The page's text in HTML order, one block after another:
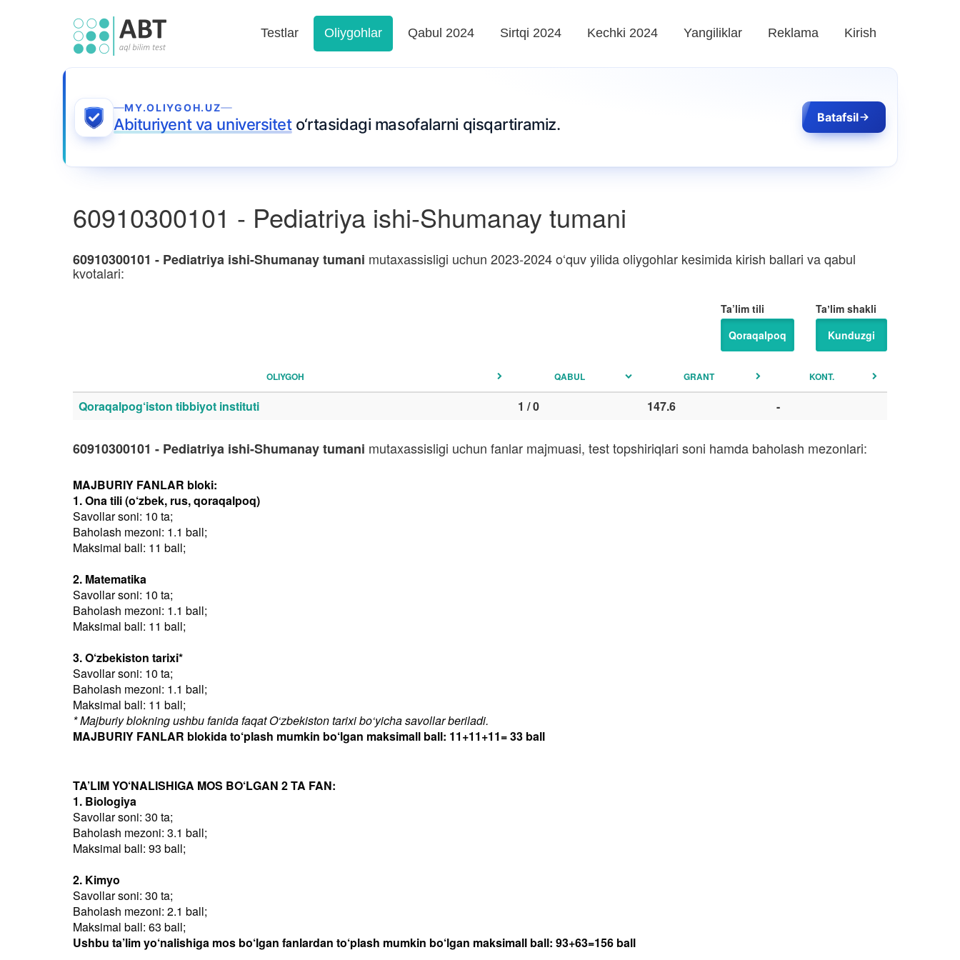
Testlar Oliygohlar Qabul 2024 Sirtqi 2024 Kechki 2024 Yangiliklar Reklama Kirish
MY.OLIYGOH.UZ
Abituriyent va universiteto‘rtasidagi masofalarni qisqartiramiz. Batafsil
60910300101 - Pediatriya ishi-Shumanay tumani
60910300101 - Pediatriya ishi-Shumanay tumani mutaxassisligi uchun 2023-2024 o‘quv yilida oliygohlar kesimida kirish ballari va qabul
kvotalari:
Taʼlim shakli
Kunduzgi
Ta’lim tili
Qoraqalpoq
OLIYGOH QABUL GRANT KONT.
Qoraqalpog‘iston tibbiyot instituti 1 / 0 147.6 -
60910300101 - Pediatriya ishi-Shumanay tumani mutaxassisligi uchun fanlar majmuasi, test topshiriqlari soni hamda baholash mezonlari:
MAJBURIY FANLAR bloki:
1. Ona tili (o‘zbek, rus, qoraqalpoq)
Savollar soni: 10 ta;
Baholash mezoni: 1.1 ball;
Maksimal ball: 11 ball;
2. Matematika
Savollar soni: 10 ta;
Baholash mezoni: 1.1 ball;
Maksimal ball: 11 ball;
3. O‘zbekiston tarixi*
Savollar soni: 10 ta;
Baholash mezoni: 1.1 ball;
Maksimal ball: 11 ball;
* Majburiy blokning ushbu fanida faqat O‘zbekiston tarixi bo‘yicha savollar beriladi.
MAJBURIY FANLAR blokida to‘plash mumkin bo‘lgan maksimall ball: 11+11+11= 33 ball
TA’LIM YO‘NALISHIGA MOS BO‘LGAN 2 TA FAN:
1. Biologiya
Savollar soni: 30 ta;
Baholash mezoni: 3.1 ball;
Maksimal ball: 93 ball;
2. Kimyo
Savollar soni: 30 ta;
Baholash mezoni: 2.1 ball;
Maksimal ball: 63 ball;
Ushbu ta’lim yo‘nalishiga mos bo‘lgan fanlardan to‘plash mumkin bo‘lgan maksimall ball: 93+63=156 ball